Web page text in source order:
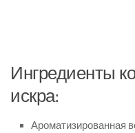
Ингредиенты
искра:
Ароматизированная